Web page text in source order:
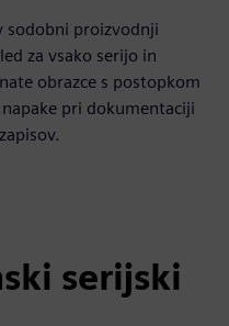
sodobni proizvodnji
za vsako serijo in
obrazce s postopkom
pri dokumentaciji
serijski